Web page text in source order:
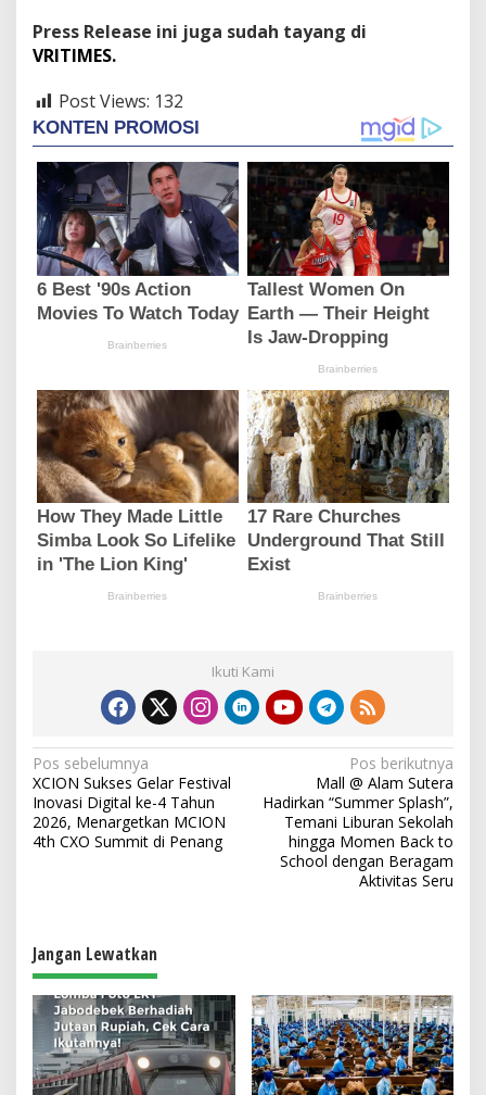
Press Release ini juga sudah tayang di
VRITIMES.
Post Views: 132
Ikuti Kami
N
a
v
i
s
i
p
o
s
Pos sebelumnya
XCION Sukses Gelar Festival
Inovasi Digital ke-4 Tahun
2026, Menargetkan MCION
4th CXO Summit di Penang
Pos berikutnya
Mall @ Alam Sutera
Hadirkan “Summer Splash”,
Temani Liburan Sekolah
hingga Momen Back to
School dengan Beragam
Aktivitas Seru
Jangan Lewatkan